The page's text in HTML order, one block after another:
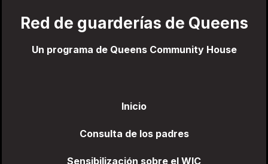
Red de guarderías de Queens
Un programa de Queens Community House
Inicio
Consulta de los padres
Sensibilización sobre el WIC